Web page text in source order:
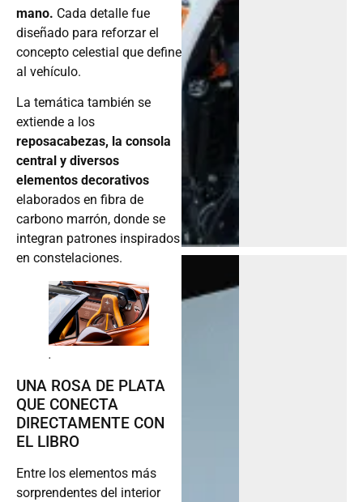
mano. Cada detalle fue
diseñado para reforzar el
concepto celestial que define
al vehículo.
La temática también se
extiende a los
reposacabezas, la consola
central y diversos
elementos decorativos
elaborados en fibra de
carbono marrón, donde se
integran patrones inspirados
en constelaciones.
.
UNA ROSA DE PLATA
QUE CONECTA
DIRECTAMENTE CON
EL LIBRO
Entre los elementos más
sorprendentes del interior